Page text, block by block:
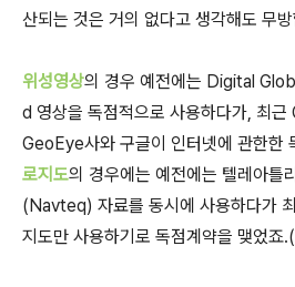
산되는 것은 거의 없다고 생각해도 무
위성영상의 경우 예전에는 Digital
d 영상을 독점적으로 사용하다가, 최
GeoEye사와 구글이 인터넷에 관한한
로지도의 경우에는 예전에는 텔레아
(Navteq) 자료를 동시에 사용하다가
지도만 사용하기로 독점계약을 맺었죠.(